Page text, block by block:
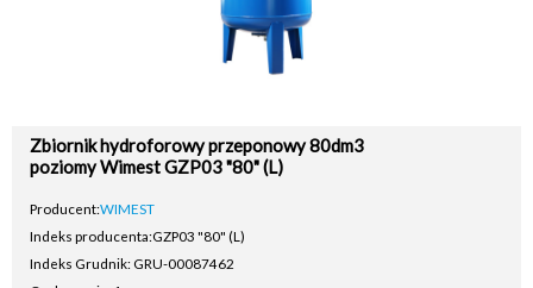
Zbiornik hydroforowy przeponowy 80dm3
poziomy Wimest GZP03 "80" (L)
Producent:WIMEST
Indeks producenta:GZP03 "80" (L)
Indeks Grudnik: GRU-00087462